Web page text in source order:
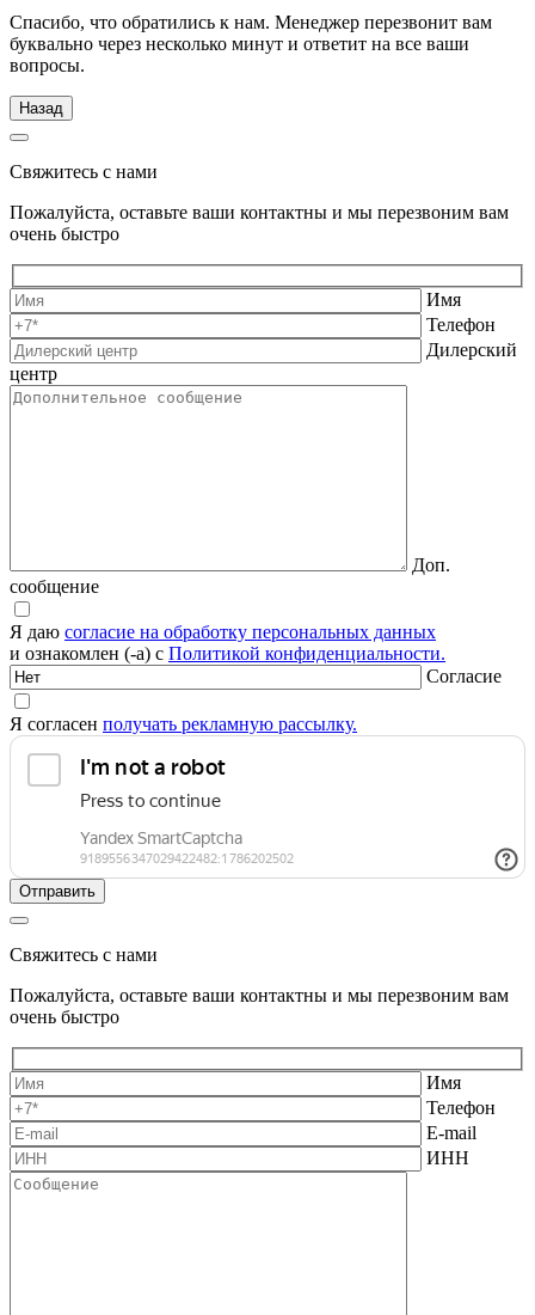
Спасибо, что обратились к нам. Менеджер перезвонит вам
буквально через несколько минут и ответит на все ваши
вопросы.
Назад
Свяжитесь с нами
Пожалуйста, оставьте ваши контактны и мы перезвоним вам
очень быстро
Имя
Телефон
Дилерский
центр
Доп.
сообщение
Я даю согласие на обработку персональных данных
и ознакомлен (-а) с Политикой конфиденциальности.
Согласие
Я согласен получать рекламную рассылку.
Свяжитесь с нами
Пожалуйста, оставьте ваши контактны и мы перезвоним вам
очень быстро
Имя
Телефон
E-mail
ИНН